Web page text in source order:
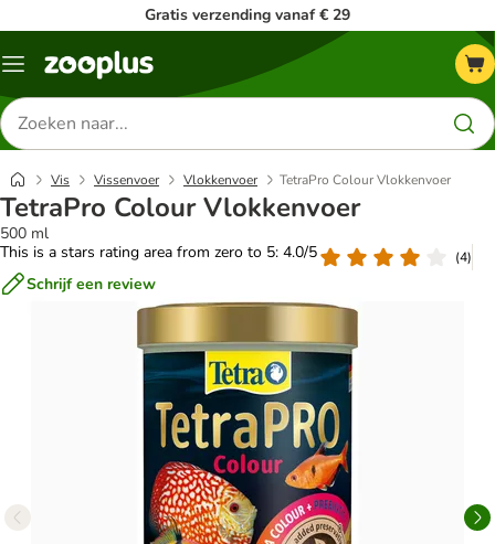
Gratis verzending vanaf € 29
Menu
Zoeken
naar
producten
Vis Vissenvoer Vlokkenvoer TetraPro Colour Vlokkenvoer
TetraPro Colour Vlokkenvoer
500 ml
This is a stars rating area from zero to 5: 4.0/5
(4)
Schrijf een review